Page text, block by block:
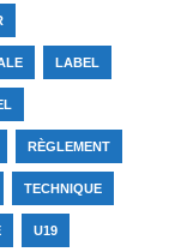
LABEL
RÈGLEMENT
TECHNIQUE
U19